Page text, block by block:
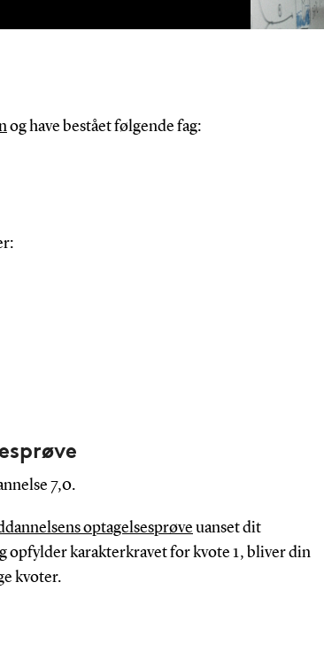
og have bestået følgende fag:
7,0.
optagelsesprøve uanset dit
opfylder karakterkravet for kvote 1, bliver din
kvoter.